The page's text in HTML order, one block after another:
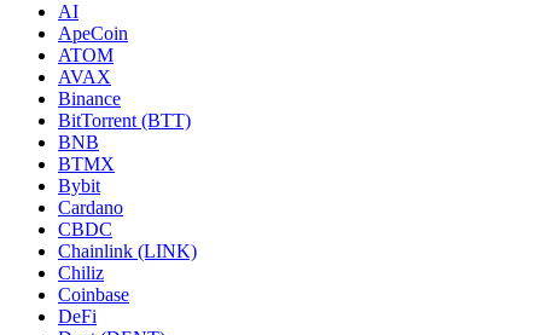
AI
ApeCoin
ATOM
AVAX
Binance
BitTorrent (BTT)
BNB
BTMX
Bybit
Cardano
CBDC
Chainlink (LINK)
Chiliz
Coinbase
DeFi